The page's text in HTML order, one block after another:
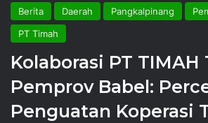
Berita Daerah Pangkalpinang
PT Timah
Kolaborasi PT TIMAH
Pemprov Babel:
Penguatan Koperasi